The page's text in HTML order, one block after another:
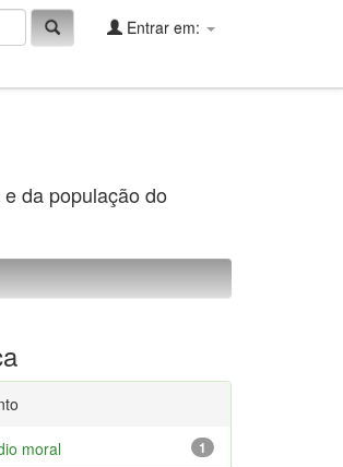
Entrar em:
da população do
1
moral